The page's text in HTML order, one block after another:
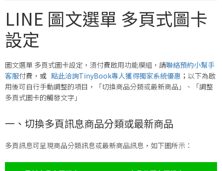
LINE 圖文選單 多頁式圖卡
設定
圖文選單 多頁式圖卡設定，須付費啟用功能模組，請聯絡預約小幫手
客服付費， 或 點此洽詢TinyBook專人獲得獨家系統優惠 ； 以下為啟
用後可自行手動調整的項目，「切換商品分類或最新商品」、「調整
多頁式圖卡的觸發文字」
一、切換多頁訊息商品分類或最新商品
多頁訊息可呈現商品分類訊息或最新商品訊息，如下圖所示：